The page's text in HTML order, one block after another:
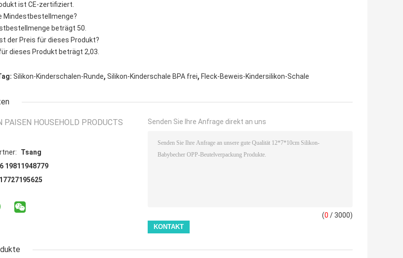
ist CE-zertifiziert.
Mindestbestellmenge?
beträgt 50.
der Preis für dieses Produkt?
dieses Produkt beträgt 2,03.
Silikon-Kinderschalen-Runde, Silikon-Kinderschale BPA frei, Fleck-Beweis-Kindersilikon-Schale
PAISEN HOUSEHOLD PRODUCTS
Tsang
19811948779
Senden Sie Ihre Anfrage direkt an uns
(0 / 3000)